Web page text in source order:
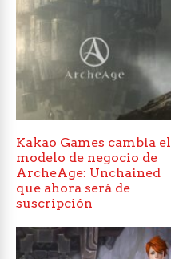
Kakao Games cambia el
modelo de negocio de
ArcheAge: Unchained
que ahora será de
suscripción